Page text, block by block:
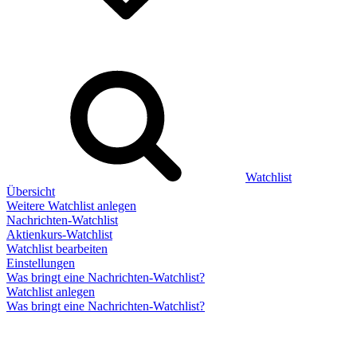
Watchlist
Übersicht
Weitere Watchlist anlegen
Nachrichten-Watchlist
Aktienkurs-Watchlist
Watchlist bearbeiten
Einstellungen
Was bringt eine Nachrichten-Watchlist?
Watchlist anlegen
Was bringt eine Nachrichten-Watchlist?